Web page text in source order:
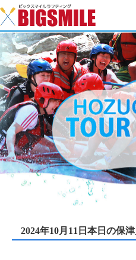
2024年10月11日本日の保